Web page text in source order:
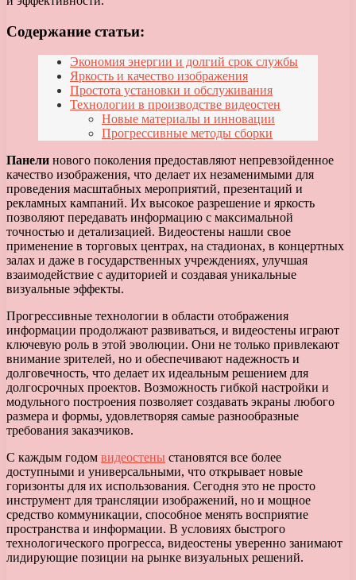
Содержание статьи:
Экономия энергии и долгий срок службы
Яркость и качество изображения
Простота установки и обслуживания
Технологии в производстве видеостен
Новые материалы и инновации
Прогрессивные методы сборки
Панели нового поколения предоставляют непревзойденное
качество изображения, что делает их незаменимыми для
проведения масштабных мероприятий, презентаций и
рекламных кампаний. Их высокое разрешение и яркость
позволяют передавать информацию с максимальной
точностью и детализацией. Видеостены нашли свое
применение в торговых центрах, на стадионах, в концертных
залах и даже в государственных учреждениях, улучшая
взаимодействие с аудиторией и создавая уникальные
визуальные эффекты.
Прогрессивные технологии в области отображения
информации продолжают развиваться, и видеостены играют
ключевую роль в этой эволюции. Они не только привлекают
внимание зрителей, но и обеспечивают надежность и
долговечность, что делает их идеальным решением для
долгосрочных проектов. Возможность гибкой настройки и
модульного построения позволяет создавать экраны любого
размера и формы, удовлетворяя самые разнообразные
требования заказчиков.
С каждым годом видеостены становятся все более
доступными и универсальными, что открывает новые
горизонты для их использования. Сегодня это не просто
инструмент для трансляции изображений, но и мощное
средство коммуникации, способное менять восприятие
пространства и информации. В условиях быстрого
технологического прогресса, видеостены уверенно занимают
лидирующие позиции на рынке визуальных решений.